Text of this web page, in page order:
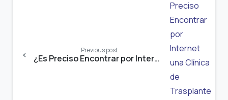
Previous post
¿Es Preciso Encontrar por Internet una Clínica de Trasplante Capilar en Turquía?